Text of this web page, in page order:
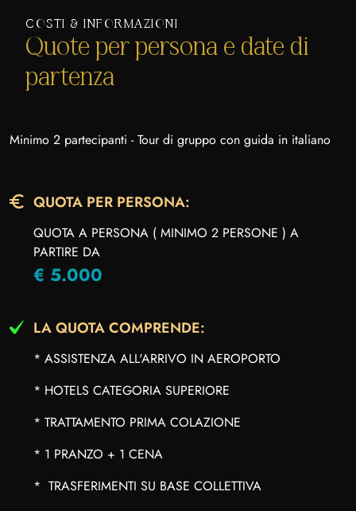
COSTI & INFORMAZIONI
Quote per persona e date di
partenza
Minimo 2 partecipanti - Tour di gruppo con guida in italiano
QUOTA PER PERSONA:
QUOTA A PERSONA ( MINIMO 2 PERSONE ) A
PARTIRE DA
€ 5.000
LA QUOTA COMPRENDE:
* ASSISTENZA ALL'ARRIVO IN AEROPORTO
* HOTELS CATEGORIA SUPERIORE
* TRATTAMENTO PRIMA COLAZIONE
* 1 PRANZO + 1 CENA
* TRASFERIMENTI SU BASE COLLETTIVA